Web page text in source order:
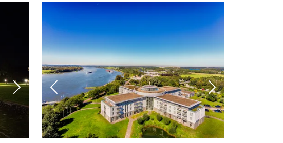
Nächstes BildVorheriges Bild Nächstes Bild